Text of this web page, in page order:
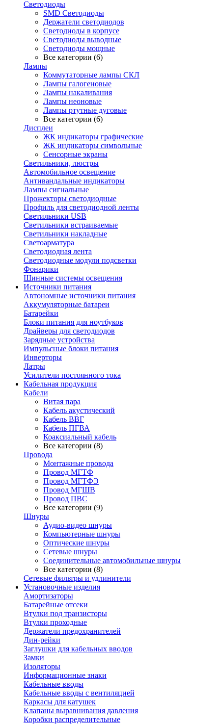
Светодиоды
SMD Светодиоды
Держатели светодиодов
Светодиоды в корпусе
Светодиоды выводные
Светодиоды мощные
Все категории (6)
Лампы
Коммутаторные лампы СКЛ
Лампы галогеновые
Лампы накаливания
Лампы неоновые
Лампы ртутные дуговые
Все категории (6)
Дисплеи
ЖК индикаторы графические
ЖК индикаторы символьные
Сенсорные экраны
Cветильники, люстры
Автомобильное освещение
Антивандальные индикаторы
Лампы сигнальные
Прожекторы светодиодные
Профиль для светодиодной ленты
Светильники USB
Светильники встраиваемые
Светильники накладные
Светоарматура
Светодиодная лента
Светодиодные модули подсветки
Фонарики
Шинные системы освещения
Источники питания
Автономные источники питания
Аккумуляторные батареи
Батарейки
Блоки питания для ноутбуков
Драйверы для светодиодов
Зарядные устройства
Импульсные блоки питания
Инверторы
Латры
Усилители постоянного тока
Кабельная продукция
Кабели
Витая пара
Кабель акустический
Кабель ВВГ
Кабель ПГВА
Коаксиальный кабель
Все категории (8)
Провода
Монтажные провода
Провод МГТФ
Провод МГТФЭ
Провод МГШВ
Провод ПВС
Все категории (9)
Шнуры
Аудио-видео шнуры
Компьютерные шнуры
Оптические шнуры
Сетевые шнуры
Соединительные автомобильные шнуры
Все категории (8)
Сетевые фильтры и удлинители
Установочные изделия
Амортизаторы
Батарейные отсеки
Втулки под транзисторы
Втулки проходные
Держатели предохранителей
Дин-рейки
Заглушки для кабельных вводов
Замки
Изоляторы
Информационные знаки
Кабельные вводы
Кабельные вводы с вентиляцией
Каркасы для катушек
Клапаны выравнивания давления
Коробки распределительные